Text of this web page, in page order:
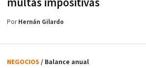
PorHernán Gilardo
NEGOCIOS / Balance anual